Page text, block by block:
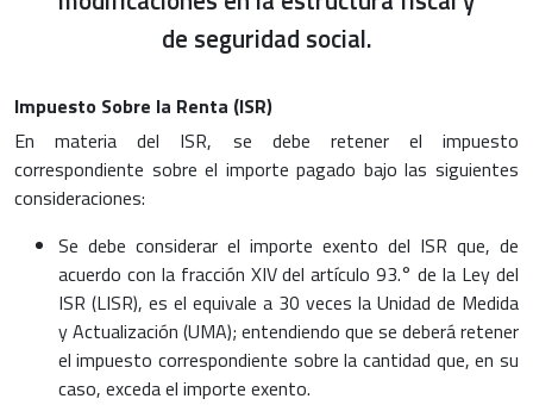
de seguridad social.
Impuesto Sobre la Renta (ISR)
En materia del ISR, se debe retener el impuesto
correspondiente sobre el importe pagado bajo las siguientes
consideraciones:
Se debe considerar el importe exento del ISR que, de
acuerdo con la fracción XIV del artículo 93.° de la Ley del
ISR (LISR), es el equivale a 30 veces la Unidad de Medida
y Actualización (UMA); entendiendo que se deberá retener
el impuesto correspondiente sobre la cantidad que, en su
caso, exceda el importe exento.